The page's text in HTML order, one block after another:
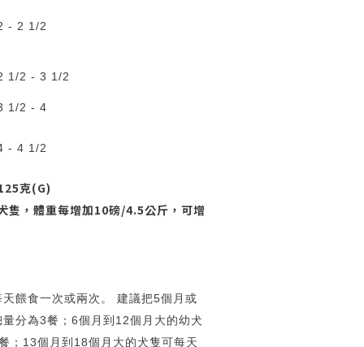
- 2 1/2
1/2 - 3 1/2
1/2 - 4
- 4 1/2
克(G)
，體重每增加10磅/4.5公斤，可增
餵食一次或兩次。 建議把5個月或
分為3餐；6個月到12個月大的幼犬
；13個月到18個月大的犬隻可每天